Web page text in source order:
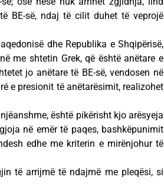
BE-së, ndaj të cilit duhet të veprojë
dhe Republika e Shqipërisë,
me shtetin Grek, që është anëtare e
jo anëtare të BE-së, vendosen në
e presionit të anëtarësimit, realizohet
është pikërisht kjo arësyeja
në emër të paqes, bashkëpunimit
edhe me kriterin e mirënjohur të
të arrijmë të ndajmë me pleqësi, si